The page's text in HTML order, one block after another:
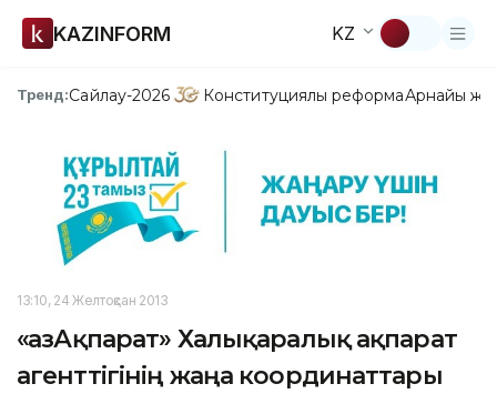
KAZINFORM KZ
Тренд:Сайлау-2026 Конституциялық реформаАрнайы
13:10, 24 Желтоқсан 2013
«ҚазАқпарат» Халықаралық ақпарат
агенттігінің жаңа координаттары